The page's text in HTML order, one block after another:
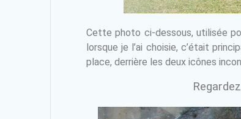
Cette photo ci-dessous, utilisée
lorsque je l’ai choisie, c’était
place, derrière les deux icônes